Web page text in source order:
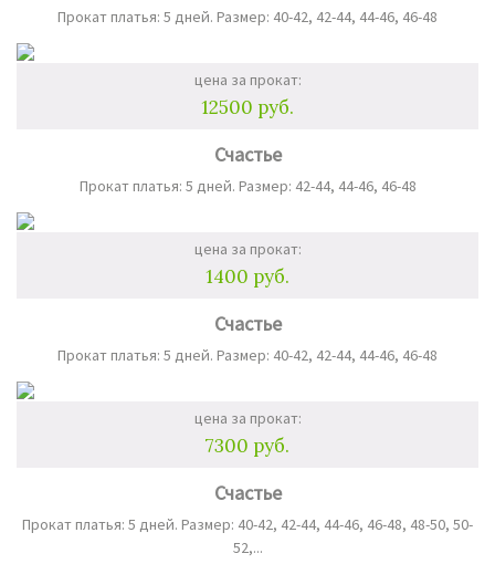
Прокат платья: 5 дней. Размер: 40-42, 42-44, 44-46, 46-48
цена за прокат:
12500 руб.
Счастье
Прокат платья: 5 дней. Размер: 42-44, 44-46, 46-48
цена за прокат:
1400 руб.
Счастье
Прокат платья: 5 дней. Размер: 40-42, 42-44, 44-46, 46-48
цена за прокат:
7300 руб.
Счастье
Прокат платья: 5 дней. Размер: 40-42, 42-44, 44-46, 46-48, 48-50, 50-
52,...